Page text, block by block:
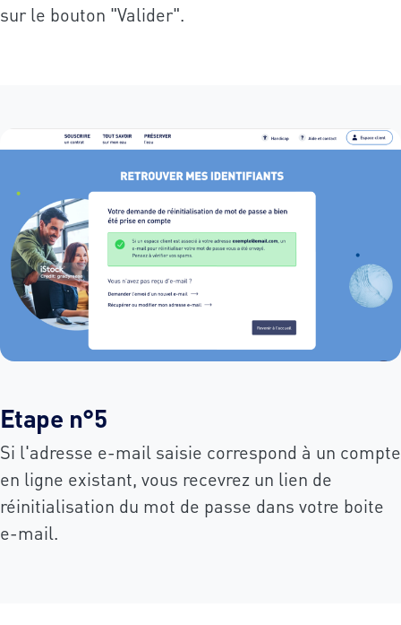
sur le bouton "Valider".
Etape n°5
Si l'adresse e-mail saisie correspond à un compte
en ligne existant, vous recevrez un lien de
réinitialisation du mot de passe dans votre boite
e-mail.